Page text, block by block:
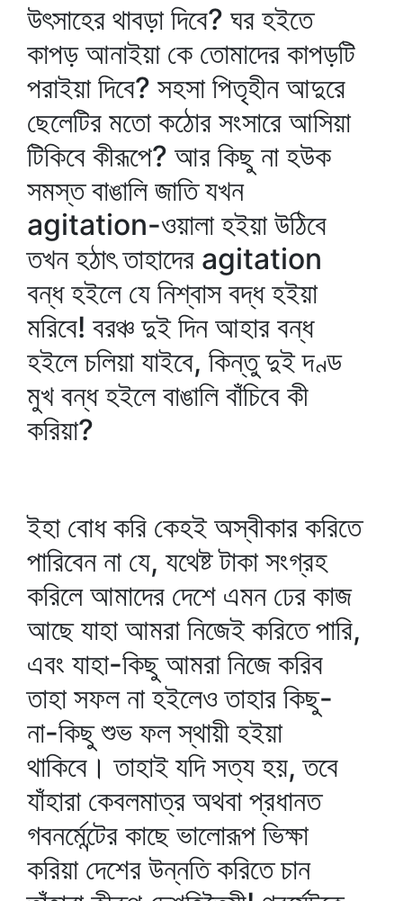
উৎসাহের থাবড়া দিবে? ঘর হইতে
কাপড় আনাইয়া কে তোমাদের কাপড়টি
পরাইয়া দিবে? সহসা পিতৃহীন আদুরে
ছেলেটির মতো কঠোর সংসারে আসিয়া
টিকিবে কীরূপে? আর কিছু না হউক
সমস্ত বাঙালি জাতি যখন
agitation-ওয়ালা হইয়া উঠিবে
তখন হঠাৎ তাহাদের agitation
বন্ধ হইলে যে নিশ্বাস বদ্ধ হইয়া
মরিবে! বরঞ্চ দুই দিন আহার বন্ধ
হইলে চলিয়া যাইবে, কিন্তু দুই দণ্ড
মুখ বন্ধ হইলে বাঙালি বাঁচিবে কী
করিয়া?
ইহা বোধ করি কেহই অস্বীকার করিতে
পারিবেন না যে, যথেষ্ট টাকা সংগ্রহ
করিলে আমাদের দেশে এমন ঢের কাজ
আছে যাহা আমরা নিজেই করিতে পারি,
এবং যাহা-কিছু আমরা নিজে করিব
তাহা সফল না হইলেও তাহার কিছু-
না-কিছু শুভ ফল স্থায়ী হইয়া
থাকিবে। তাহাই যদি সত্য হয়, তবে
যাঁহারা কেবলমাত্র অথবা প্রধানত
গবনর্মেন্টের কাছে ভালোরূপ ভিক্ষা
করিয়া দেশের উন্নতি করিতে চান